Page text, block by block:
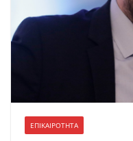
ΕΠΙΚΑΙΡΟΤΗΤΑ